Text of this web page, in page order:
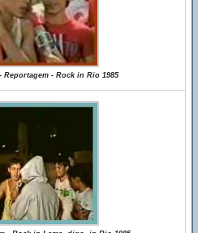
Reportagem - Rock in Rio 1985